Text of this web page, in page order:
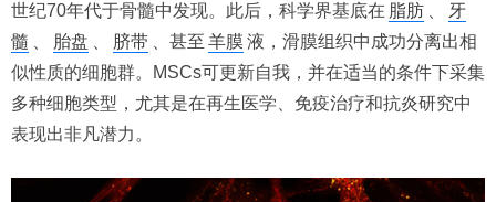
世纪70年代于骨髓中发现。此后，科学界基底在 脂肪
牙
髓
胎盘 脐带 、甚至 羊膜 液，滑膜组织中成功分离出相
似性质的细胞群。MSCs可更新自我，并在适当的条件下采集
多种细胞类型，尤其是在再生医学、免疫治疗和抗炎研究中
表现出非凡潜力。